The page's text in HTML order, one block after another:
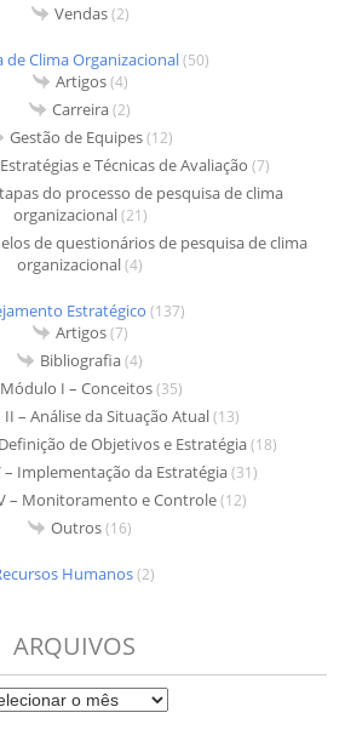
Vendas(2)
de Clima Organizacional(50)
Artigos(4)
Carreira(2)
Gestão de Equipes(12)
e Técnicas de Avaliação (7)
do processo de pesquisa de clima
organizacional(21)
de questionários de pesquisa de clima
organizacional(4)
Estratégico (137)
Artigos(7)
Bibliografia(4)
Módulo I – Conceitos(35)
– Análise da Situação Atual(13)
de Objetivos e Estratégia(18)
Implementação da Estratégia(31)
– Monitoramento e Controle(12)
Outros(16)
Humanos(2)
ARQUIVOS